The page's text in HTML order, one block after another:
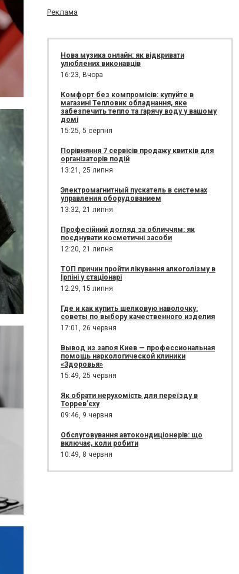
Реклама
Нова музика онлайн: як відкривати
улюблених виконавців
16:23, Вчора
Комфорт без компромісів: купуйте в
магазині Тепловик обладнання, яке
забезпечить тепло та гарячу воду у вашому
домі
15:25, 5 серпня
Порівняння 7 сервісів продажу квитків для
організаторів подій
13:21, 25 липня
Электромагнитный пускатель в системах
управления оборудованием
13:32, 21 липня
Професійний догляд за обличчям: як
поєднувати косметичні засоби
12:20, 21 липня
ТОП причин пройти лікування алкоголізму в
Ірпіні у стаціонарі
12:29, 15 липня
Где и как купить шелковую наволочку:
советы по выбору качественного изделия
17:01, 26 червня
Вывод из запоя Киев — профессиональная
помощь наркологической клиники
«Здоровья»
15:49, 25 червня
Як обрати нерухомість для переїзду в
Торрев’єху
09:46, 9 червня
Обслуговування автокондиціонерів: що
включає, коли робити
10:49, 8 червня